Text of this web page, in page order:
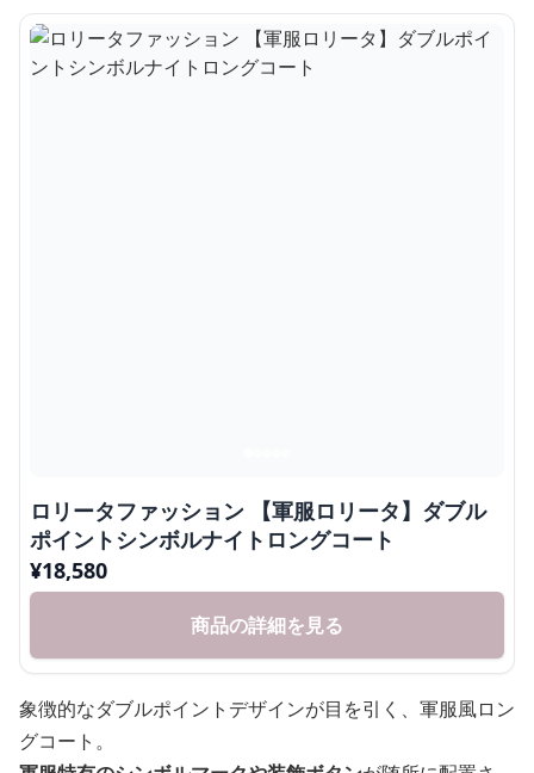
ロリータファッション 【軍服ロリータ】ダブル
ポイントシンボルナイトロングコート
¥18,580
商品の詳細を見る
象徴的なダブルポイントデザインが目を引く、軍服風ロン
グコート。